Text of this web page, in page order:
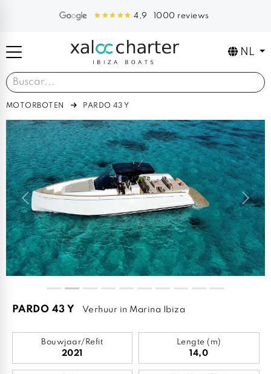
4,9 1000 reviews
NL
MOTORBOTEN PARDO 43 Y
Previous Next
PARDO 43 Y Verhuur in Marina Ibiza
Bouwjaar/Refit
2021
Lengte (m)
14,0